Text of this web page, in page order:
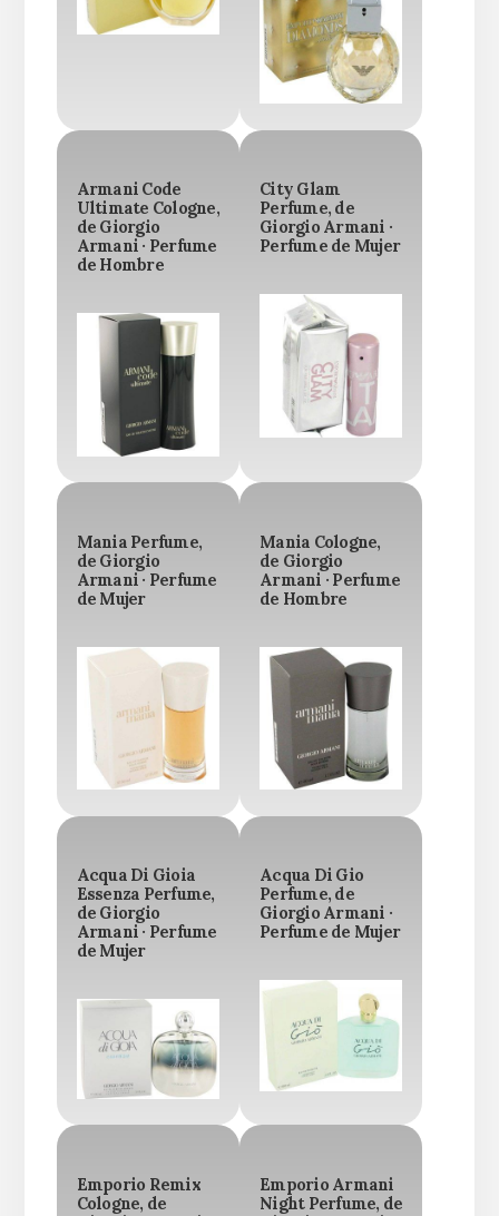
Armani Code
Ultimate Cologne,
de Giorgio
Armani · Perfume
de Hombre
City Glam
Perfume, de
Giorgio Armani ·
Perfume de Mujer
Mania Perfume,
de Giorgio
Armani · Perfume
de Mujer
Mania Cologne,
de Giorgio
Armani · Perfume
de Hombre
Acqua Di Gioia
Essenza Perfume,
de Giorgio
Armani · Perfume
de Mujer
Acqua Di Gio
Perfume, de
Giorgio Armani ·
Perfume de Mujer
Emporio Remix
Cologne, de
Emporio Armani
Night Perfume, de